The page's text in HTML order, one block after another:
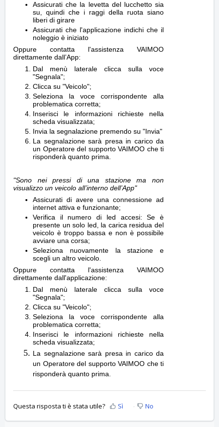
Assicurati che la levetta del lucchetto sia
su, quindi che i raggi della ruota siano
liberi di girare
Assicurati che l'applicazione indichi che il
noleggio è iniziato
Oppure contatta l'assistenza VAIMOO
direttamente dall’App:
Dal menù laterale clicca sulla voce
"Segnala";
Clicca su "Veicolo";
Seleziona la voce corrispondente alla
problematica corretta;
Inserisci le informazioni richieste nella
scheda visualizzata;
Invia la segnalazione premendo su "Invia"
La segnalazione sarà presa in carico da
un Operatore del supporto VAIMOO che ti
risponderà quanto prima.
"Sono nei pressi di una stazione ma non
visualizzo un veicolo all’interno dell’App"
Assicurati di avere una connessione ad
internet attiva e funzionante;
Verifica il numero di led accesi: Se è
presente un solo led, la carica residua del
veicolo è troppo bassa e non è possibile
avviare una corsa;
Seleziona nuovamente la stazione e
scegli un altro veicolo.
Oppure contatta l'assistenza VAIMOO
direttamente dall'applicazione:
Dal menù laterale clicca sulla voce
"Segnala";
Clicca su "Veicolo";
Seleziona la voce corrispondente alla
problematica corretta;
Inserisci le informazioni richieste nella
scheda visualizzata;
La segnalazione sarà presa in carico da
un Operatore del supporto VAIMOO che ti
risponderà quanto prima.
Questa risposta ti è stata utile? Sì No